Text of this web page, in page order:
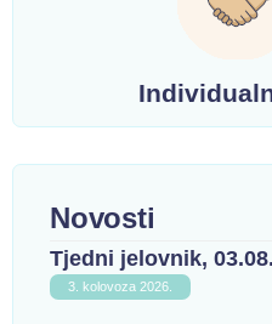
Novosti
Tjedni jelovnik,
3. kolovoza 2026.